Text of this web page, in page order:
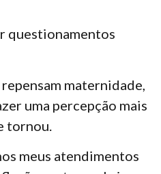
questionamentos
maternidade,
uma percepção mais
tornou.
meus atendimentos